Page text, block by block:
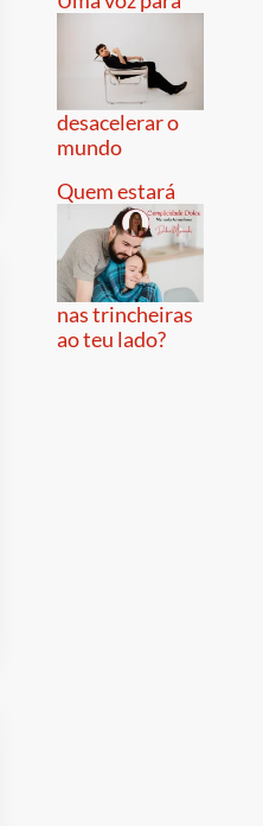
desacelerar o
mundo
Quem estará
nas trincheiras
ao teu lado?